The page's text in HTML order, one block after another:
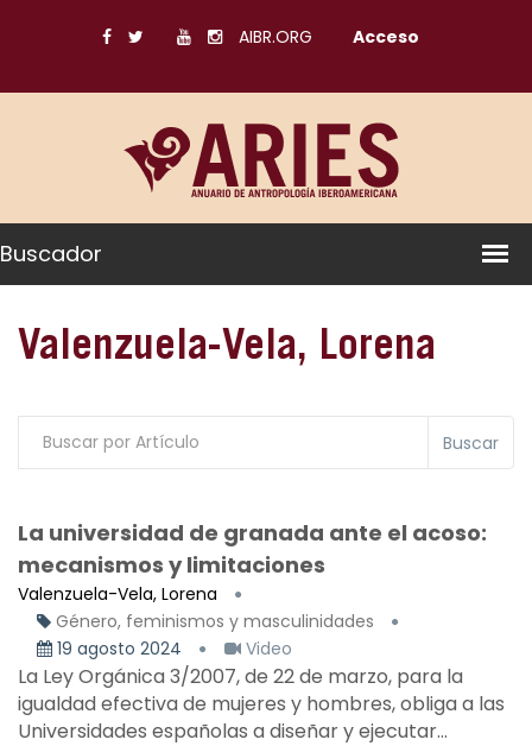
AIBR.ORG Acceso
Buscador
Valenzuela-Vela, Lorena
Buscar
La universidad de granada ante el acoso:
mecanismos y limitaciones
Valenzuela-Vela, Lorena
Género, feminismos y masculinidades
19 agosto 2024
Video
La Ley Orgánica 3/2007, de 22 de marzo, para la
igualdad efectiva de mujeres y hombres, obliga a las
Universidades españolas a diseñar y ejecutar...